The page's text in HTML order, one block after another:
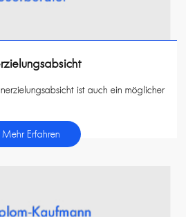
ist auch ein möglicher
Mehr Erfahren